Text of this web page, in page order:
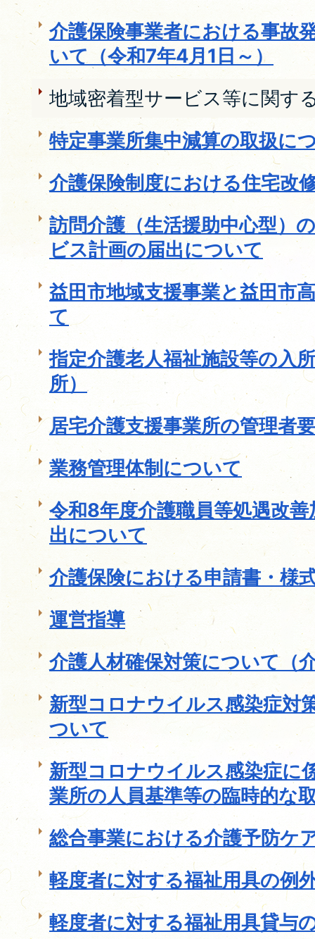
介護保険事業者における事故
いて（令和7年4月1日～）
地域密着型サービス等に関す
特定事業所集中減算の取扱に
介護保険制度における住宅改
訪問介護（生活援助中心型）
ビス計画の届出について
益田市地域支援事業と益田市
て
指定介護老人福祉施設等の入
所）
居宅介護支援事業所の管理者
業務管理体制について
令和8年度介護職員等処遇改
出について
介護保険における申請書・様
運営指導
介護人材確保対策について（
新型コロナウイルス感染症対
ついて
新型コロナウイルス感染症に
業所の人員基準等の臨時的な
総合事業における介護予防ケ
軽度者に対する福祉用具の例
軽度者に対する福祉用具貸与